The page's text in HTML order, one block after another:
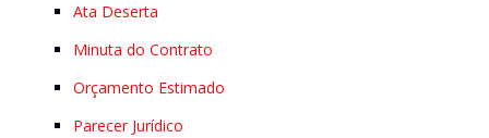
Ata Deserta
Minuta do Contrato
Orçamento Estimado
Parecer Jurídico